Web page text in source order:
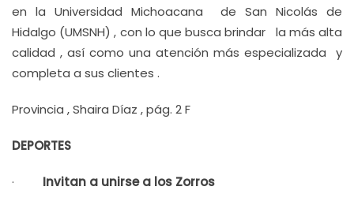
en la Universidad Michoacana de San Nicolás de
Hidalgo (UMSNH) , con lo que busca brindar la más alta
calidad , así como una atención más especializada y
completa a sus clientes .
Provincia , Shaira Díaz , pág. 2 F
DEPORTES
· Invitan a unirse a los Zorros